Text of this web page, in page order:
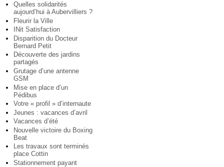
Quelles solidarités
aujourd’hui à Aubervilliers ?
Fleurir la Ville
INit Satisfaction
Disparition du Docteur
Bernard Petit
Découverte des jardins
partagés
Grutage d’une antenne
GSM
Mise en place d’un
Pédibus
Votre « profil » d’internaute
Jeunes : vacances d’avril
Vacances d’été
Nouvelle victoire du Boxing
Beat
Les travaux sont terminés
place Cottin
Stationnement payant